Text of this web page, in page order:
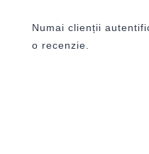
Numai clienții
o recenzie.